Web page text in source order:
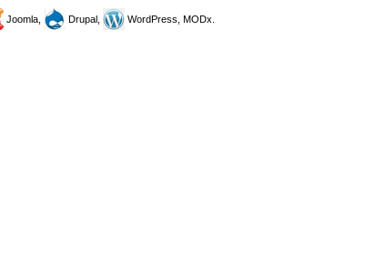
Joomla, Drupal, WordPress, MODx.